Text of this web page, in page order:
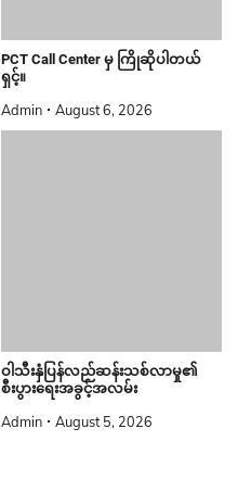
PCT Call Center မှ ကြိုဆိုပါတယ်
ရှင့်။
Admin August 6, 2026
ဝါသီးနှံပြန်လည်ဆန်းသစ်လာမှု၏
စီးပွားရေးအခွင့်အလမ်း
Admin August 5, 2026